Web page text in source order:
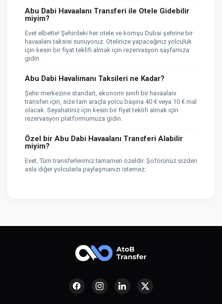
Abu Dabi Havaalanı Transferi ile Otele Gidebilir
miyim?
Evet elbette! Şehirdeki her otele ve komşu Dubai şehrine bir
havaalanı taksisi sunuyoruz. Otelinize yapacağınız yolculuk
için kesin bir fiyat teklifi almak için rezervasyon sayfamıza
gidin.
Abu Dabi Havalimanı Taksileri ne Kadar?
Şehir merkezine standart, ekonomi sınıfı bir havaalanı
transferi için, size tam araçla yolcu başına 40 € veya 10 € mal
olacak. Seyahatiniz için kesin bir fiyat teklifi almak için
rezervasyon platformumuza gidin.
Özel bir Abu Dabi Havaalanı Transferi Alabilir
miyim?
Evet. Tüm transferlerimiz tamamen özeldir. Şoförünüz sizden
asla diğer yolcularla paylaşmanızı istemez.